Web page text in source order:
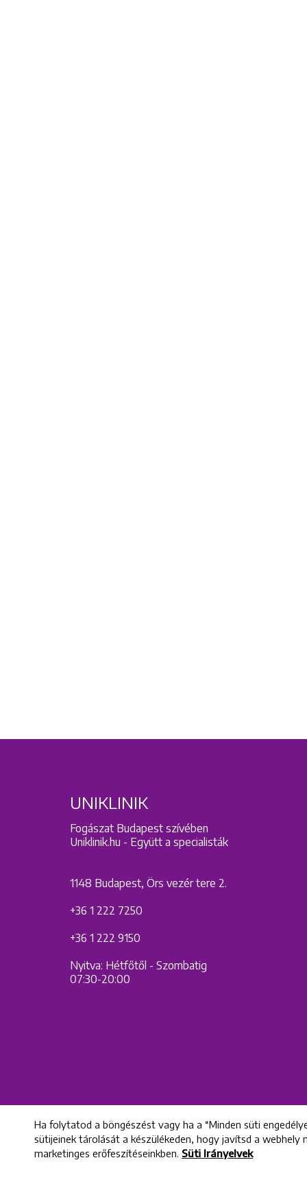
UNIKLINIK
Fogászat Budapest szívében
Uniklinik.hu - Együtt a specialisták
1148 Budapest, Örs vezér tere 2.
+36 1 222 7250
+36 1 222 9150
Nyitva: Hétfőtől - Szombatig
07:30-20:00
Ha folytatod a böngészést vagy ha a “Minden süti
sütijeinek tárolását a készülékeden, hogy javítsd a
marketinges erőfeszítéseinkben. Süti Irányelvek